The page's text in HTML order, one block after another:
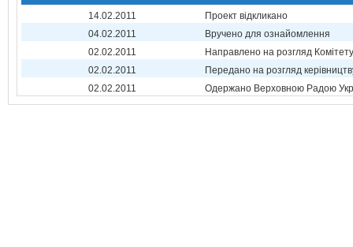
14.02.2011
Проект відкликано
04.02.2011
Вручено для ознайомлення
02.02.2011
Направлено на розгляд Комітету
02.02.2011
Передано на розгляд
02.02.2011
Одержано Верховною Радою